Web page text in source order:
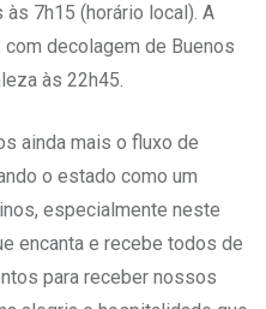
7h15 (horário local). A
decolagem de Buenos
às 22h45.
ainda mais o fluxo de
o estado como um
especialmente neste
encanta e recebe todos de
para receber nossos